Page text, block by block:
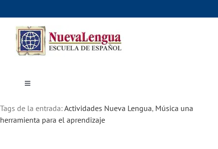
to
content
Toggle
Cursos
Dónde estudiar
Actividades culturales
Tags de la entrada: Actividades Nueva Lengua, Música una
herramienta para el aprendizaje